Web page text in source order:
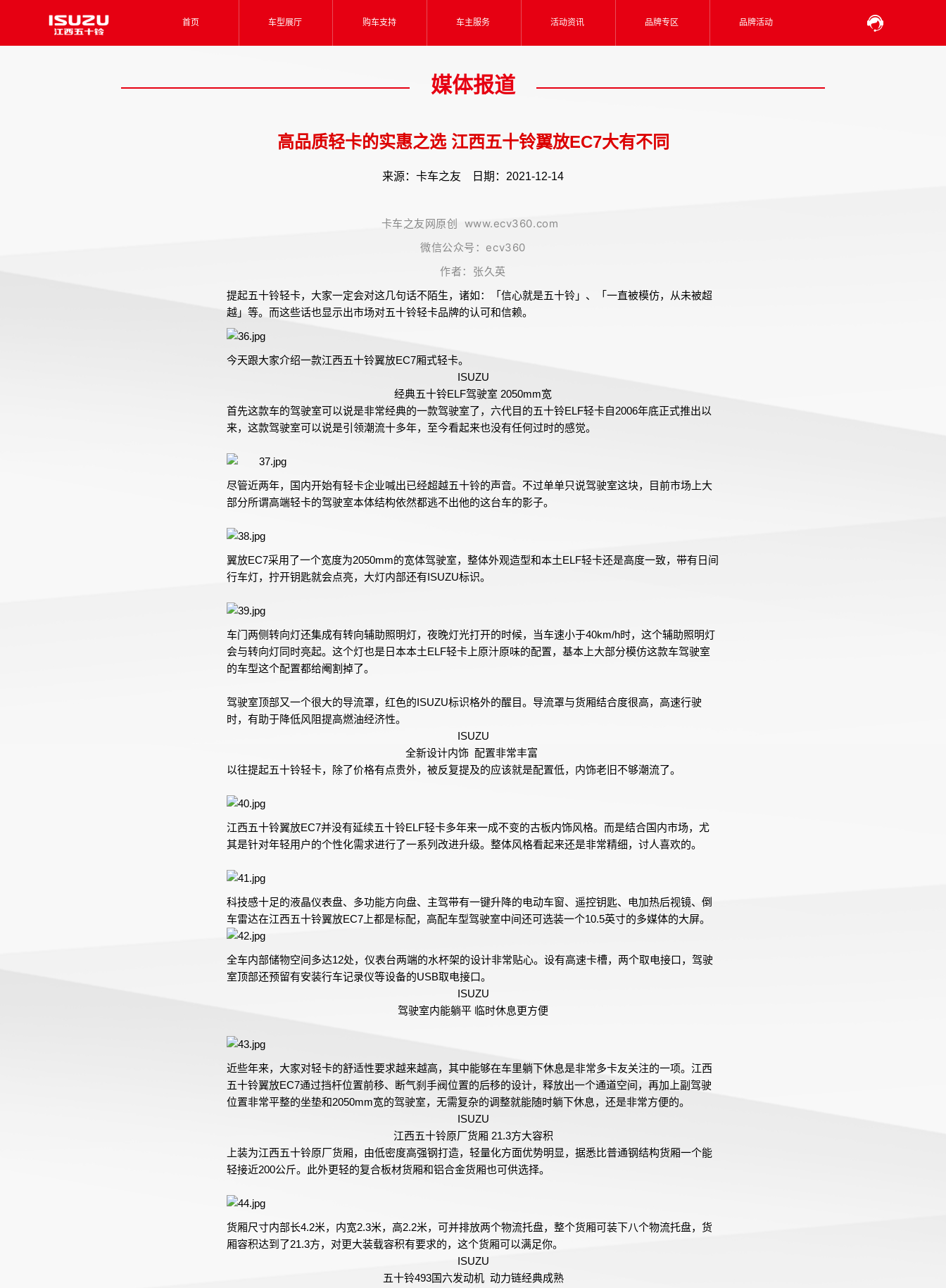
首页 车型展厅 购车支持 车主服务 活动资讯 品牌专区 品牌活动
媒体报道
高品质轻卡的实惠之选 江西五十铃翼放EC7大有不同
来源：卡车之友 日期：2021-12-14
卡车之友网原创 www.ecv360.com
微信公众号：ecv360
作者：张久英
提起五十铃轻卡，大家一定会对这几句话不陌生，诸如：「信心就是五十铃」、「一直被模仿，从未被超
越」等。而这些话也显示出市场对五十铃轻卡品牌的认可和信赖。
今天跟大家介绍一款江西五十铃翼放EC7厢式轻卡。
ISUZU
经典五十铃ELF驾驶室 2050mm宽
首先这款车的驾驶室可以说是非常经典的一款驾驶室了，六代目的五十铃ELF轻卡自2006年底正式推出以
来，这款驾驶室可以说是引领潮流十多年，至今看起来也没有任何过时的感觉。
尽管近两年，国内开始有轻卡企业喊出已经超越五十铃的声音。不过单单只说驾驶室这块，目前市场上大
部分所谓高端轻卡的驾驶室本体结构依然都逃不出他的这台车的影子。
翼放EC7采用了一个宽度为2050mm的宽体驾驶室，整体外观造型和本土ELF轻卡还是高度一致，带有日间
行车灯，拧开钥匙就会点亮，大灯内部还有ISUZU标识。
车门两侧转向灯还集成有转向辅助照明灯，夜晚灯光打开的时候，当车速小于40km/h时，这个辅助照明灯
会与转向灯同时亮起。这个灯也是日本本土ELF轻卡上原汁原味的配置，基本上大部分模仿这款车驾驶室
的车型这个配置都给阉割掉了。
驾驶室顶部又一个很大的导流罩，红色的ISUZU标识格外的醒目。导流罩与货厢结合度很高，高速行驶
时，有助于降低风阻提高燃油经济性。
ISUZU
全新设计内饰 配置非常丰富
以往提起五十铃轻卡，除了价格有点贵外，被反复提及的应该就是配置低，内饰老旧不够潮流了。
江西五十铃翼放EC7并没有延续五十铃ELF轻卡多年来一成不变的古板内饰风格。而是结合国内市场，尤
其是针对年轻用户的个性化需求进行了一系列改进升级。整体风格看起来还是非常精细，讨人喜欢的。
科技感十足的液晶仪表盘、多功能方向盘、主驾带有一键升降的电动车窗、遥控钥匙、电加热后视镜、倒
车雷达在江西五十铃翼放EC7上都是标配，高配车型驾驶室中间还可选装一个10.5英寸的多媒体的大屏。
全车内部储物空间多达12处，仪表台两端的水杯架的设计非常贴心。设有高速卡槽，两个取电接口，驾驶
室顶部还预留有安装行车记录仪等设备的USB取电接口。
ISUZU
驾驶室内能躺平 临时休息更方便
近些年来，大家对轻卡的舒适性要求越来越高，其中能够在车里躺下休息是非常多卡友关注的一项。江西
五十铃翼放EC7通过挡杆位置前移、断气刹手阀位置的后移的设计，释放出一个通道空间，再加上副驾驶
位置非常平整的坐垫和2050mm宽的驾驶室，无需复杂的调整就能随时躺下休息，还是非常方便的。
ISUZU
江西五十铃原厂货厢 21.3方大容积
上装为江西五十铃原厂货厢，由低密度高强钢打造，轻量化方面优势明显，据悉比普通钢结构货厢一个能
轻接近200公斤。此外更轻的复合板材货厢和铝合金货厢也可供选择。
货厢尺寸内部长4.2米，内宽2.3米，高2.2米，可并排放两个物流托盘，整个货厢可装下八个物流托盘，货
厢容积达到了21.3方，对更大装载容积有要求的，这个货厢可以满足你。
ISUZU
五十铃493国六发动机 动力链经典成熟